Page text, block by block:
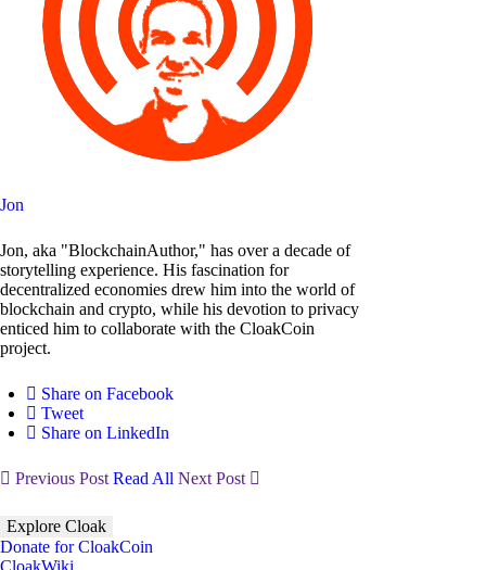
Jon
Jon, aka "BlockchainAuthor," has over a decade of
storytelling experience. His fascination for
decentralized economies drew him into the world of
blockchain and crypto, while his devotion to privacy
enticed him to collaborate with the CloakCoin
project.
Share on Facebook
Tweet
Share on LinkedIn
Previous PostRead All Next Post
Explore Cloak
Donate for CloakCoin
CloakWiki